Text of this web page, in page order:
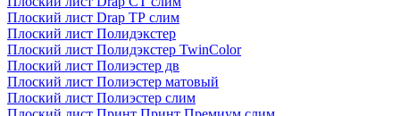
Плоский лист Drap ТР слим
Плоский лист Полидэкстер
Плоский лист Полидэкстер TwinColor
Плоский лист Полиэстер дв
Плоский лист Полиэстер матовый
Плоский лист Полиэстер слим